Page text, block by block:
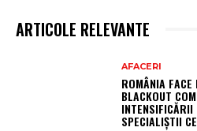
ARTICOLE RELEVANTE
AFACERI
ROMÂNIA FACE
BLACKOUT
INTENSIFICĂRII
SPECIALIȘTII